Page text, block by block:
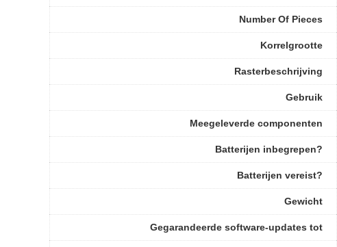
Number Of Pieces
Korrelgrootte
Rasterbeschrijving
Gebruik
Meegeleverde componenten
Batterijen inbegrepen?
Batterijen vereist?
Gewicht
Gegarandeerde software-updates tot